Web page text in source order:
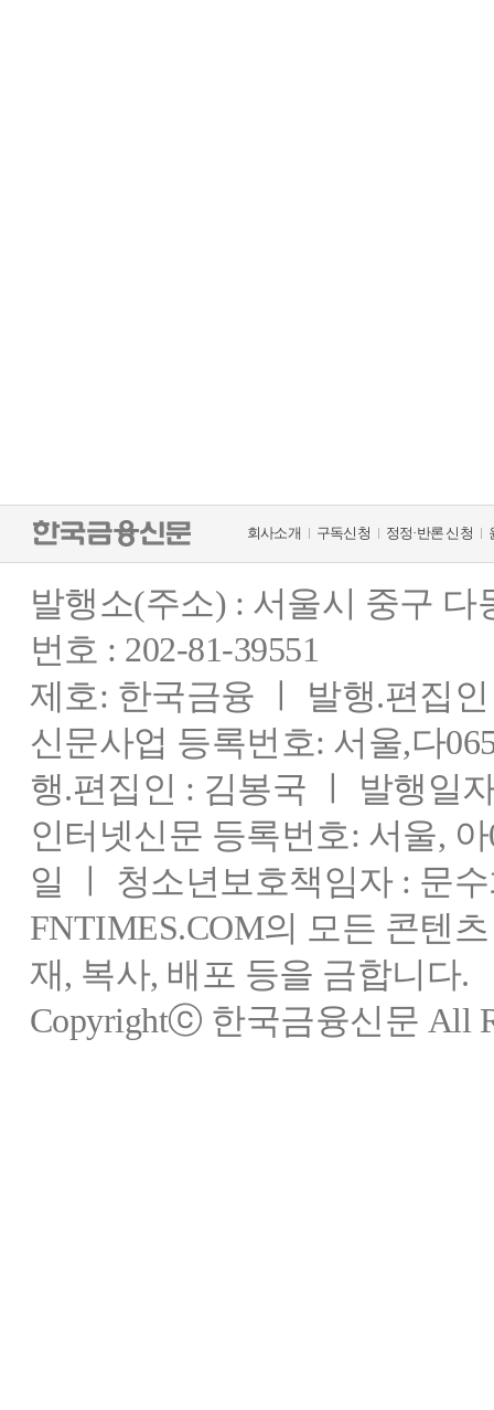
회사소개 구독신청 정정·반론 신청
발행소(주소) : 서울시 중구
번호 : 202-81-39551
제호: 한국금융 ㅣ 발행.편집
신문사업 등록번호: 서울,다
행.편집인 : 김봉국 ㅣ 발행일
인터넷신문 등록번호: 서울,
일 ㅣ 청소년보호책임자 : 문
FNTIMES.COM의 모든 콘텐
재, 복사, 배포 등을 금합니다.
Copyrightⓒ 한국금융신문 All